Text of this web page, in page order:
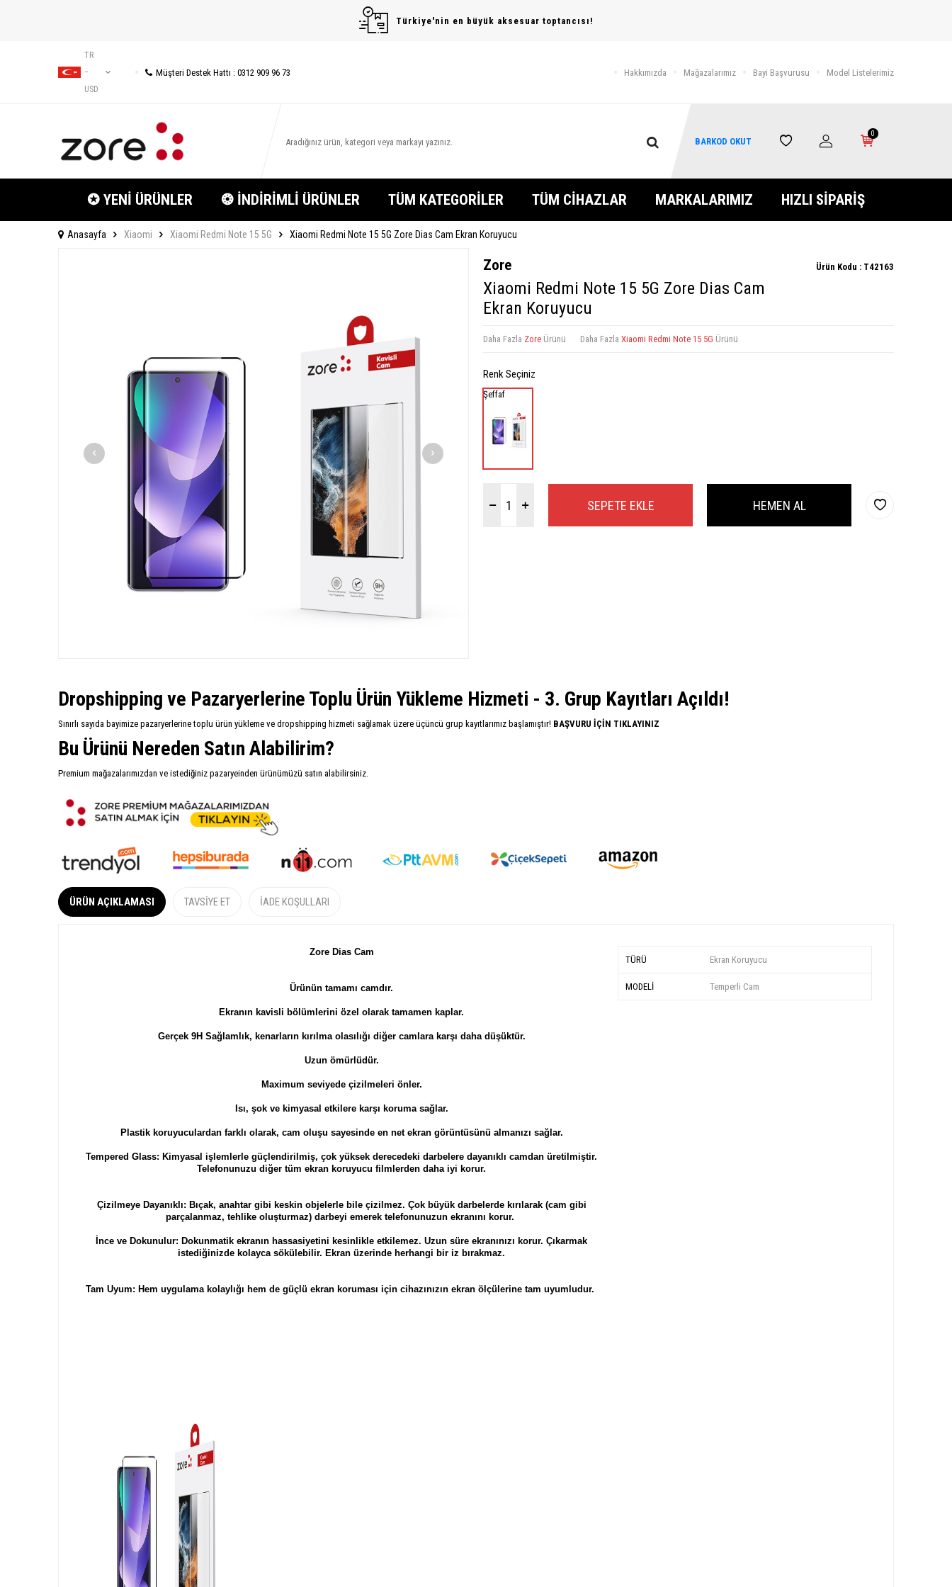
Türkiye'nin en büyük aksesuar toptancısı!
TR
−
USD
Müşteri Destek Hattı : 0312 909 96 73 Hakkımızda Mağazalarımız Bayi Başvurusu Model Listelerimiz
BARKOD OKUT
0
✪ YENİ ÜRÜNLER ❂ İNDİRİMLİ ÜRÜNLER TÜM KATEGORİLER TÜM CİHAZLAR MARKALARIMIZ HIZLI SİPARİŞ
Anasayfa Xiaomi Xiaomi Redmi Note 15 5G Xiaomi Redmi Note 15 5G Zore Dias Cam Ekran Koruyucu
Zore Ürün Kodu : T42163
Xiaomi Redmi Note 15 5G Zore Dias Cam
Ekran Koruyucu
Daha Fazla Zore Ürünü Daha Fazla Xiaomi Redmi Note 15 5G Ürünü
Renk Seçiniz
Şeffaf
SEPETE EKLE HEMEN AL
Dropshipping ve Pazaryerlerine Toplu Ürün Yükleme Hizmeti - 3. Grup Kayıtları Açıldı!
Sınırlı sayıda bayimize pazaryerlerine toplu ürün yükleme ve dropshipping hizmeti sağlamak üzere üçüncü grup kayıtlarımız başlamıştır! BAŞVURU İÇİN TIKLAYINIZ
Bu Ürünü Nereden Satın Alabilirim?
Premium mağazalarımızdan ve istediğiniz pazaryeinden ürünümüzü satın alabilirsiniz.
ÜRÜN AÇIKLAMASI TAVSIYE ET İADE KOŞULLARI
Zore Dias Cam
​​​​​​​​​​​​​​​​​​​​​​​​​​​​​Ürünün tamamı camdır.
Ekranın kavisli bölümlerini özel olarak tamamen kaplar.
Gerçek 9H Sağlamlık, kenarların kırılma olasılığı diğer camlara karşı daha düşüktür.
Uzun ömürlüdür.
Maximum seviyede çizilmeleri önler.
Isı, şok ve kimyasal etkilere karşı koruma sağlar.
Plastik koruyuculardan farklı olarak, cam oluşu sayesinde en net ekran görüntüsünü almanızı sağlar.
Tempered Glass: Kimyasal işlemlerle güçlendirilmiş, çok yüksek derecedeki darbelere dayanıklı camdan üretilmiştir.
Telefonunuzu diğer tüm ekran koruyucu filmlerden daha iyi korur.
Çizilmeye Dayanıklı: Bıçak, anahtar gibi keskin objelerle bile çizilmez. Çok büyük darbelerde kırılarak (cam gibi
parçalanmaz, tehlike oluşturmaz) darbeyi emerek telefonunuzun ekranını korur.
İnce ve Dokunulur: Dokunmatik ekranın hassasiyetini kesinlikle etkilemez. Uzun süre ekranınızı korur. Çıkarmak
istediğinizde kolayca sökülebilir. Ekran üzerinde herhangi bir iz bırakmaz.
Tam Uyum: Hem uygulama kolaylığı hem de güçlü ekran koruması için cihazınızın ekran ölçülerine tam uyumludur.
TÜRÜ Ekran Koruyucu
MODELİ Temperli Cam